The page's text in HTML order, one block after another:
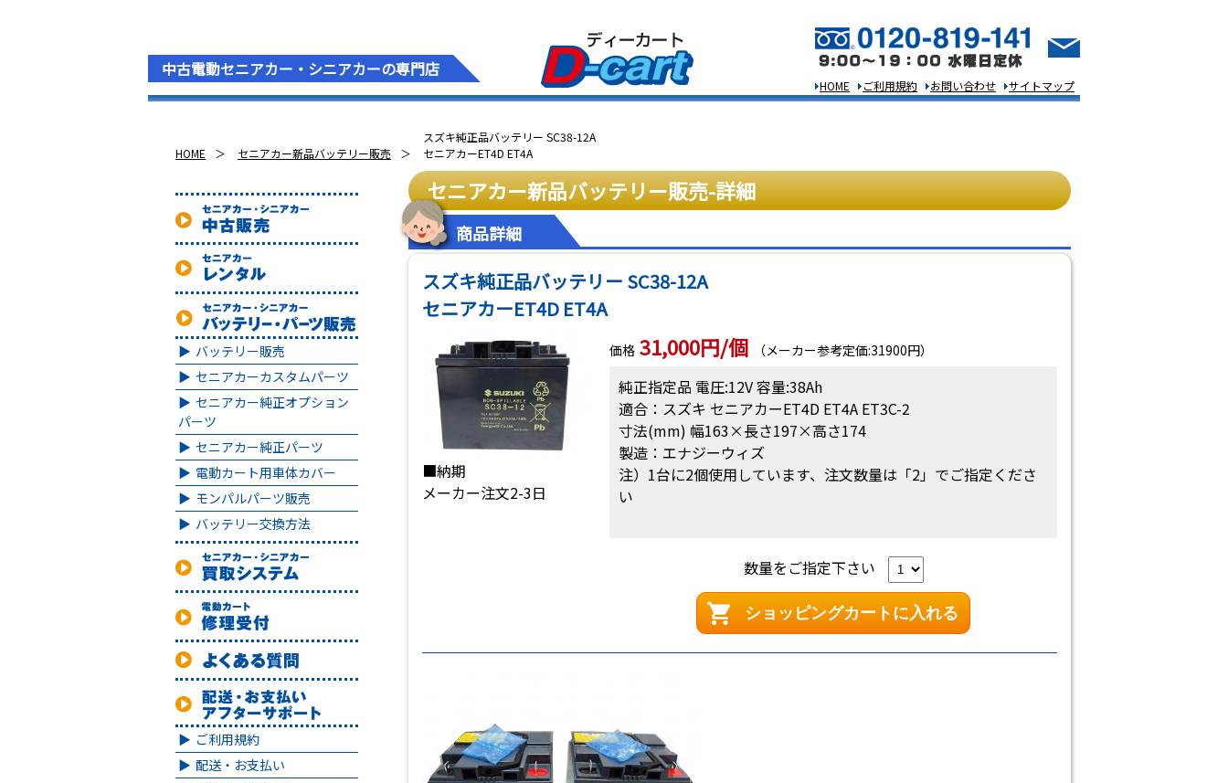
中古電動セニアカー・シニアカーの専門店
HOME ご利用規約 お問い合わせ サイトマップ
HOME セニアカー新品バッテリー販売
スズキ純正品バッテリー SC38-12A
セニアカーET4D ET4A
セニアカー新品バッテリー販売-詳細
商品詳細
スズキ純正品バッテリー SC38-12A
セニアカーET4D ET4A
■納期
メーカー注文2-3日
価格 31,000円/個 （メーカー参考定価:31900円）
純正指定品 電圧:12V 容量:38Ah
適合：スズキ セニアカーET4D ET4A ET3C-2
寸法(mm) 幅163×長さ197×高さ174
製造：エナジーウィズ
注）1台に2個使用しています、注文数量は「2」でご指定くださ
い
数量をご指定下さい
バッテリー販売
セニアカーカスタムパーツ
セニアカー純正オプション
パーツ
セニアカー純正パーツ
電動カート用車体カバー
モンパルパーツ販売
バッテリー交換方法
ご利用規約
配送・お支払い